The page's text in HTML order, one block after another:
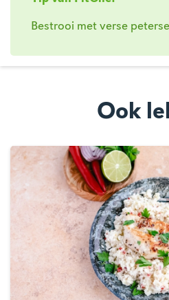
Bestrooi met verse
Ook